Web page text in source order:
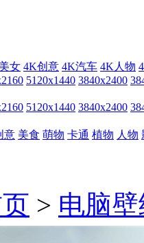
女 4K创意 4K汽车 4K人物
5120x1440 3840x2400
5120x1440 3840x2400
意 美食 萌物 卡通 植物 人物
> 电脑